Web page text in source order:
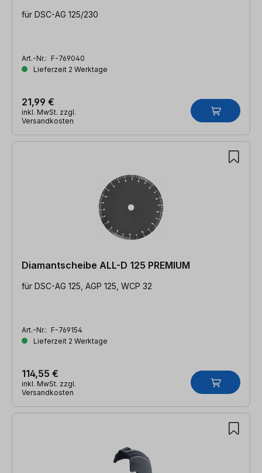
für DSC-AG 125/230
Art.-Nr.: F-769040
Lieferzeit 2 Werktage
21,99 €
inkl. MwSt. zzgl.
Versandkosten
Diamantscheibe ALL-D 125 PREMIUM
für DSC-AG 125, AGP 125, WCP 32
Art.-Nr.: F-769154
Lieferzeit 2 Werktage
114,55 €
inkl. MwSt. zzgl.
Versandkosten